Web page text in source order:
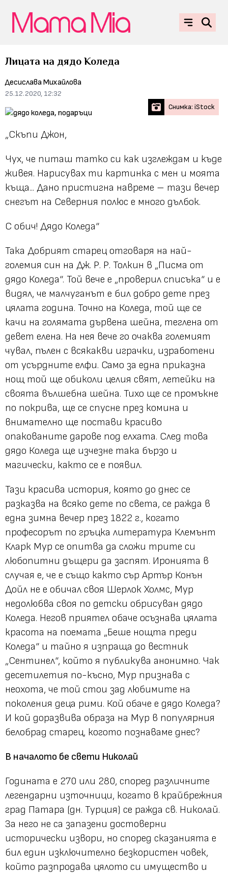
Лицата на дядо Коледа
Десислава Михайлова
25.12.2020, 12:32
Снимка: iStock
„Скъпи Джон,
Чух, че питаш татко си как изглеждам и къде
живея. Нарисувах ти картинка с мен и моята
къща... Дано пристигна навреме – тази вечер
снегът на Северния полюс е много дълбок.
С обич! Дядо Коледа“
Така Добрият старец отговаря на най-
големия син на Дж. Р. Р. Толкин в „Писма от
дядо Коледа“. Той вече е „проверил списъка“ и е
видял, че малчуганът е бил добро дете през
цялата година. Точно на Коледа, той ще се
качи на голямата дървена шейна, теглена от
девет елена. На нея вече го очаква големият
чувал, пълен с всякакви играчки, изработени
от усърдните елфи. Само за една приказна
нощ той ще обиколи целия свят, летейки на
своята вълшебна шейна. Тихо ще се промъкне
по покрива, ще се спусне през комина и
внимателно ще постави красиво
опакованите дарове под елхата. След това
дядо Коледа ще изчезне така бързо и
магически, както се е появил.
Тази красива история, която до днес се
разказва на всяко дете по света, се ражда в
една зимна вечер през 1822 г., когато
професорът по гръцка литература Клемънт
Кларк Мур се опитва да сложи трите си
любопитни дъщери да заспят. Иронията в
случая е, че е също както сър Артър Конън
Дойл не е обичал своя Шерлок Холмс, Мур
недолюбва своя по детски обрисуван дядо
Коледа. Негов приятел обаче осъзнава цялата
красота на поемата „Беше нощта преди
Коледа“ и тайно я изпраща до вестник
„Сентинел“, който я публикува анонимно. Чак
десетилетия по-късно, Мур признава с
неохота, че той стои зад любимите на
поколения деца рими. Кой обаче е дядо Коледа?
И кой доразвива образа на Мур в популярния
белобрад старец, когото познаваме днес?
В началото бе свети Николай
Годината е 270 или 280, според различните
легендарни източници, когато в крайбрежния
град Патара (дн. Турция) се ражда св. Николай.
За него не са запазени достоверни
исторически извори, но според сказанията е
бил един изключително безкористен човек,
който разпродава цялото си имущество и